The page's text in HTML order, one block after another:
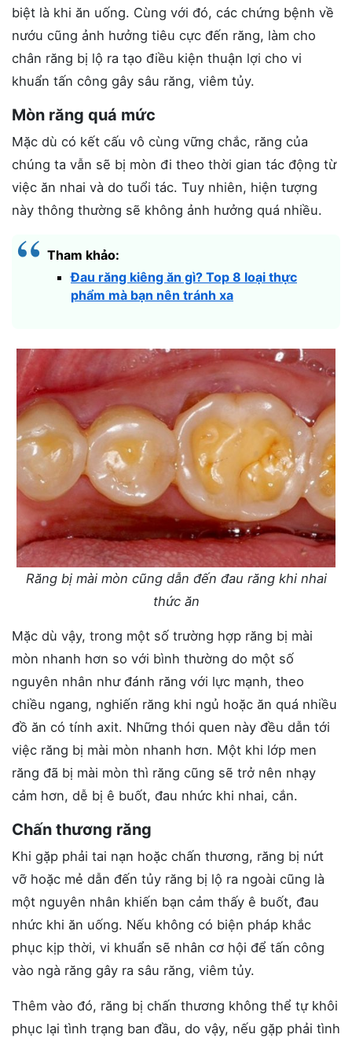
biệt là khi ăn uống. Cùng với đó, các chứng bệnh về
nướu cũng ảnh hưởng tiêu cực đến răng, làm cho
chân răng bị lộ ra tạo điều kiện thuận lợi cho vi
khuẩn tấn công gây sâu răng, viêm tủy.
Mòn răng quá mức
Mặc dù có kết cấu vô cùng vững chắc, răng của
chúng ta vẫn sẽ bị mòn đi theo thời gian tác động từ
việc ăn nhai và do tuổi tác. Tuy nhiên, hiện tượng
này thông thường sẽ không ảnh hưởng quá nhiều.
Tham khảo:
Đau răng kiêng ăn gì? Top 8 loại thực
phẩm mà bạn nên tránh xa
Răng bị mài mòn cũng dẫn đến đau răng khi nhai
thức ăn
Mặc dù vậy, trong một số trường hợp răng bị mài
mòn nhanh hơn so với bình thường do một số
nguyên nhân như đánh răng với lực mạnh, theo
chiều ngang, nghiến răng khi ngủ hoặc ăn quá nhiều
đồ ăn có tính axit. Những thói quen này đều dẫn tới
việc răng bị mài mòn nhanh hơn. Một khi lớp men
răng đã bị mài mòn thì răng cũng sẽ trở nên nhạy
cảm hơn, dễ bị ê buốt, đau nhức khi nhai, cắn.
Chấn thương răng
Khi gặp phải tai nạn hoặc chấn thương, răng bị nứt
vỡ hoặc mẻ dẫn đến tủy răng bị lộ ra ngoài cũng là
một nguyên nhân khiến bạn cảm thấy ê buốt, đau
nhức khi ăn uống. Nếu không có biện pháp khắc
phục kịp thời, vi khuẩn sẽ nhân cơ hội để tấn công
vào ngà răng gây ra sâu răng, viêm tủy.
Thêm vào đó, răng bị chấn thương không thể tự khôi
phục lại tình trạng ban đầu, do vậy, nếu gặp phải tình